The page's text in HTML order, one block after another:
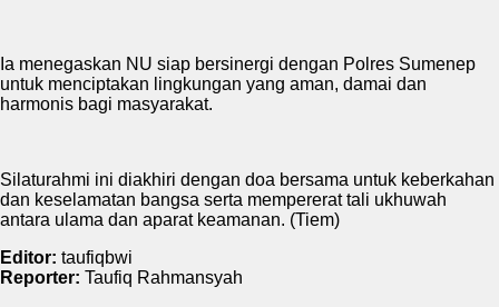
Ia menegaskan NU siap bersinergi dengan Polres Sumenep
untuk menciptakan lingkungan yang aman, damai dan
harmonis bagi masyarakat.
Silaturahmi ini diakhiri dengan doa bersama untuk keberkahan
dan keselamatan bangsa serta mempererat tali ukhuwah
antara ulama dan aparat keamanan. (Tiem)
Editor: taufiqbwi
Reporter: Taufiq Rahmansyah